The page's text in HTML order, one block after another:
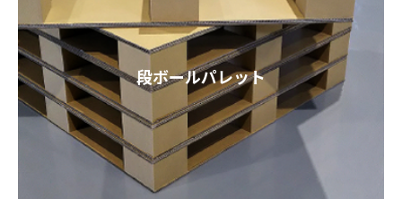
段ボールパレット